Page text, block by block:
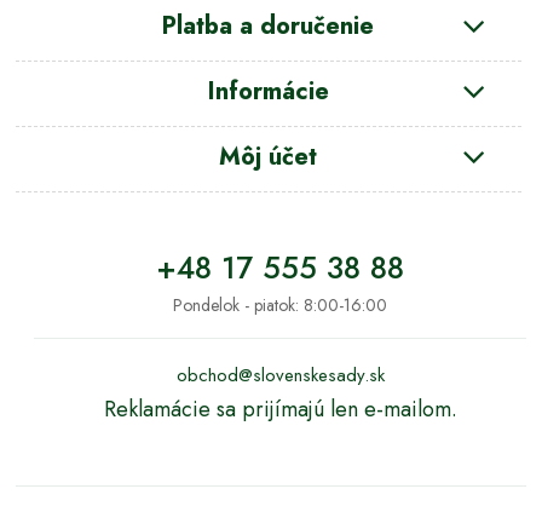
Platba a doručenie
Informácie
Môj účet
+48 17 555 38 88
Pondelok - piatok: 8:00-16:00
obchod@slovenskesady.sk
Reklamácie sa prijímajú len e-mailom.